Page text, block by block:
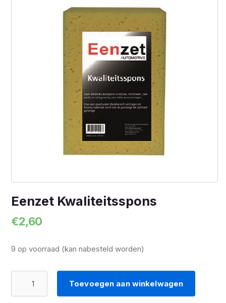
Eenzet Kwaliteitsspons
€2,60
9 op voorraad (kan nabesteld worden)
Toevoegen aan winkelwagen